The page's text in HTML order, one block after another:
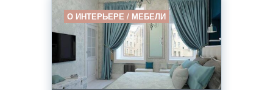
О ИНТЕРЬЕРЕ / МЕБЕЛИ